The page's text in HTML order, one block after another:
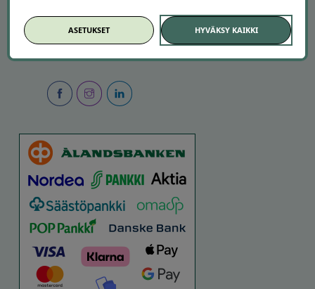
SEURAA MEITÄ
ASETUKSET HYVÄKSY KAIKKI